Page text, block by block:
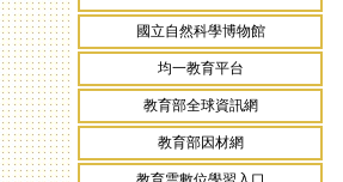
國立自然科學博物館
均一教育平台
教育部全球資訊網
教育部因材網